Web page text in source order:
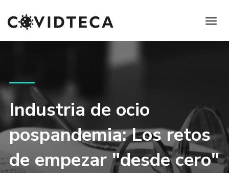
Industria de ocio
pospandemia: Los retos
de empezar "desde cero"